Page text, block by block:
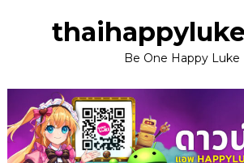
Be One Happy Luke